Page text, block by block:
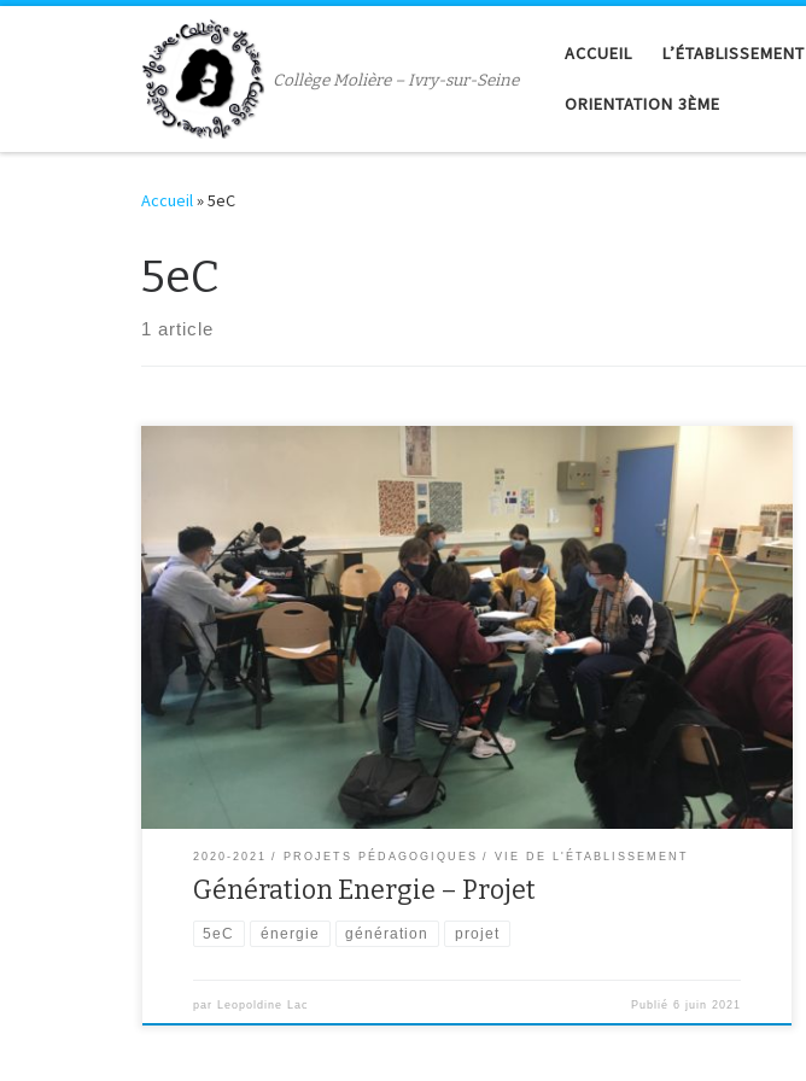
Passer au contenu
Collège Molière – Ivry-sur-Seine
ACCUEIL L’ÉTABLISSEMENT
ORIENTATION 3ÈME
Accueil»5eC
5eC
1 article
Les classes de 5eC et 5eD se sont présentées cette année au concours Génération
Energie. Une manière ludique de sensibiliser et d’apprendre les comportements éco
responsables, à adopter pour respecter au mieux notre belle Terre. L’objectif pour
chaque classe a été de présenter un projet, prenant la forme de leur […]
2020-2021 PROJETS PÉDAGOGIQUES VIE DE L'ÉTABLISSEMENT
Génération Energie – Projet
5eC énergie génération projet
par Leopoldine Lac Publié6 juin 2021